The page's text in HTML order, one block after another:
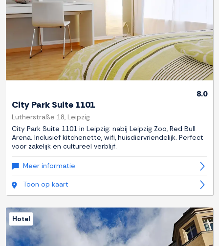
8.0
City Park Suite 1101
Lutherstraße 18, Leipzig
City Park Suite 1101 in Leipzig: nabij Leipzig Zoo, Red Bull
Arena. Inclusief kitchenette, wifi, huisdiervriendelijk. Perfect
voor zakelijk en cultureel verblijf.
Meer informatie
Toon op kaart
Hotel